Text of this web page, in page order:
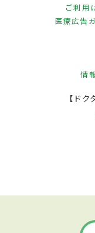
ご利用
医療広告
情
【ド